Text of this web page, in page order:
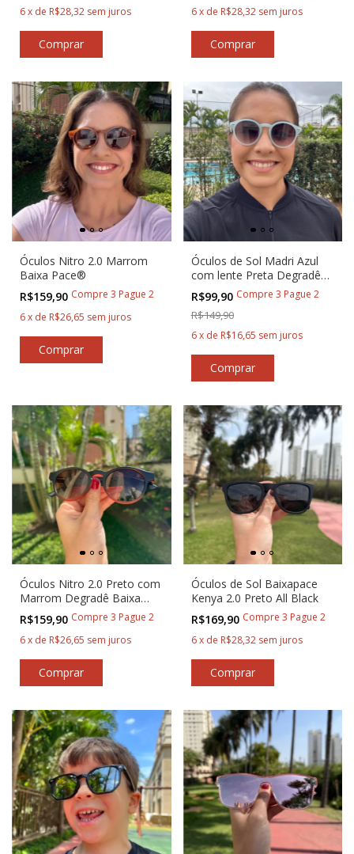
6x de R$28,32 sem juros
6 x de R$28,32 sem juros
Óculos Nitro 2.0 Marrom
Baixa Pace®
R$159,90 Compre 3 Pague 2
6x de R$26,65 sem juros
Óculos de Sol Madri Azul
com lente Preta Degradê
Redondo para Corredores
R$99,90 Compre 3 Pague 2
R$149,90
6 x de R$16,65 sem juros
Óculos Nitro 2.0 Preto com
Marrom Degradê Baixa
Pace®
R$159,90 Compre 3 Pague 2
6x de R$26,65 sem juros
Óculos de Sol Baixapace
Kenya 2.0 Preto All Black
R$169,90 Compre 3 Pague 2
6 x de R$28,32 sem juros